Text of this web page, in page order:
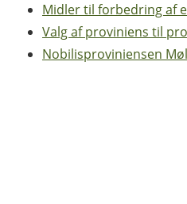
Midler til forbedring af
Valg af proviniens til
Nobilisproviniensen